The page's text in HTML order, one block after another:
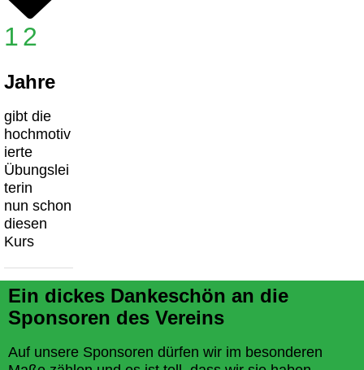
12
Jahre
gibt die
hochmotiv
ierte
Übungslei
terin
nun schon
diesen
Kurs
Ein dickes Dankeschön an die
Sponsoren des Vereins
Auf unsere Sponsoren dürfen wir im besonderen